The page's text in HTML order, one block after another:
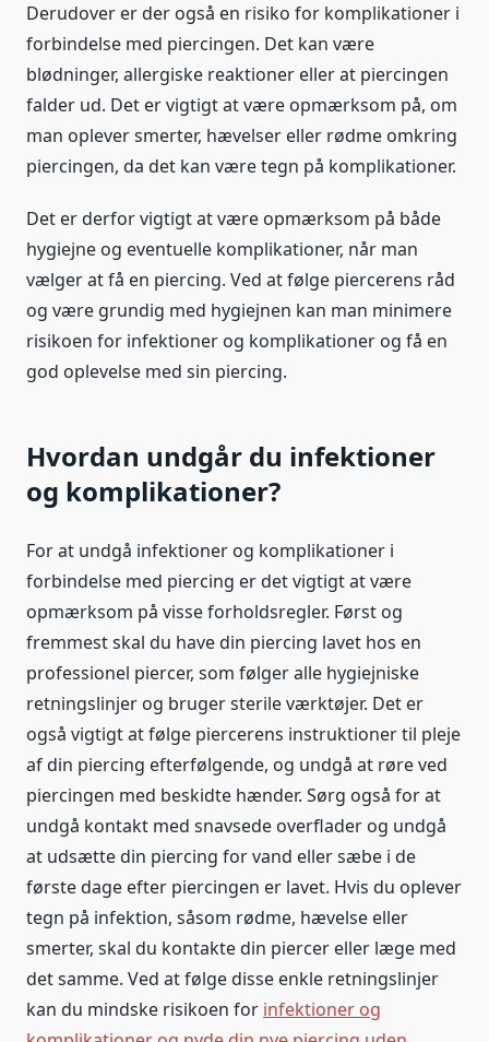
Derudover er der også en risiko for komplikationer i
forbindelse med piercingen. Det kan være
blødninger, allergiske reaktioner eller at piercingen
falder ud. Det er vigtigt at være opmærksom på, om
man oplever smerter, hævelser eller rødme omkring
piercingen, da det kan være tegn på komplikationer.
Det er derfor vigtigt at være opmærksom på både
hygiejne og eventuelle komplikationer, når man
vælger at få en piercing. Ved at følge piercerens råd
og være grundig med hygiejnen kan man minimere
risikoen for infektioner og komplikationer og få en
god oplevelse med sin piercing.
Hvordan undgår du infektioner
og komplikationer?
For at undgå infektioner og komplikationer i
forbindelse med piercing er det vigtigt at være
opmærksom på visse forholdsregler. Først og
fremmest skal du have din piercing lavet hos en
professionel piercer, som følger alle hygiejniske
retningslinjer og bruger sterile værktøjer. Det er
også vigtigt at følge piercerens instruktioner til pleje
af din piercing efterfølgende, og undgå at røre ved
piercingen med beskidte hænder. Sørg også for at
undgå kontakt med snavsede overflader og undgå
at udsætte din piercing for vand eller sæbe i de
første dage efter piercingen er lavet. Hvis du oplever
tegn på infektion, såsom rødme, hævelse eller
smerter, skal du kontakte din piercer eller læge med
det samme. Ved at følge disse enkle retningslinjer
kan du mindske risikoen for infektioner og